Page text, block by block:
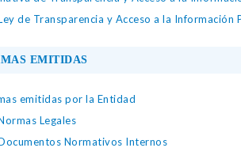
de Transparencia y Acceso a la Información
EMITIDAS
emitidas por la Entidad
Legales
Normativos Internos